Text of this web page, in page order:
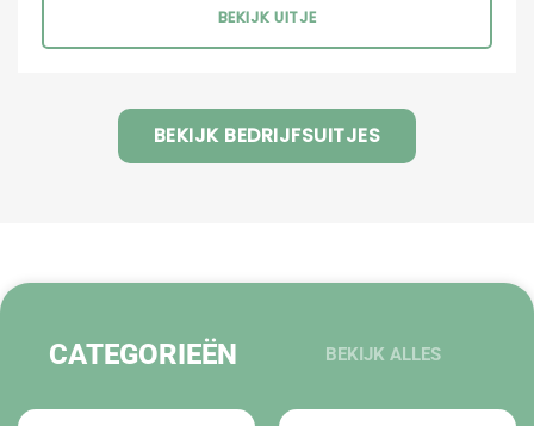
BEKIJK UITJE
BEKIJK BEDRIJFSUITJES
CATEGORIEËN BEKIJK ALLES